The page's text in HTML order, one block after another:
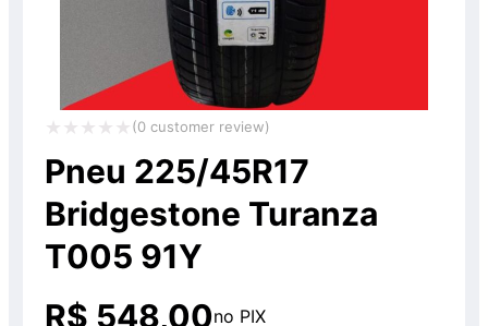
Avaliação
0
de
5
(0 customer review)
Pneu 225/45R17
Bridgestone Turanza
T005 91Y
R$ 548,00no PIX